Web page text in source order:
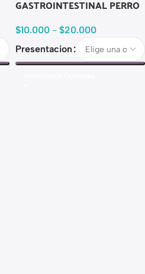
GASTROINTESTINAL PERRO
$10.000 - $20.000
Presentacion